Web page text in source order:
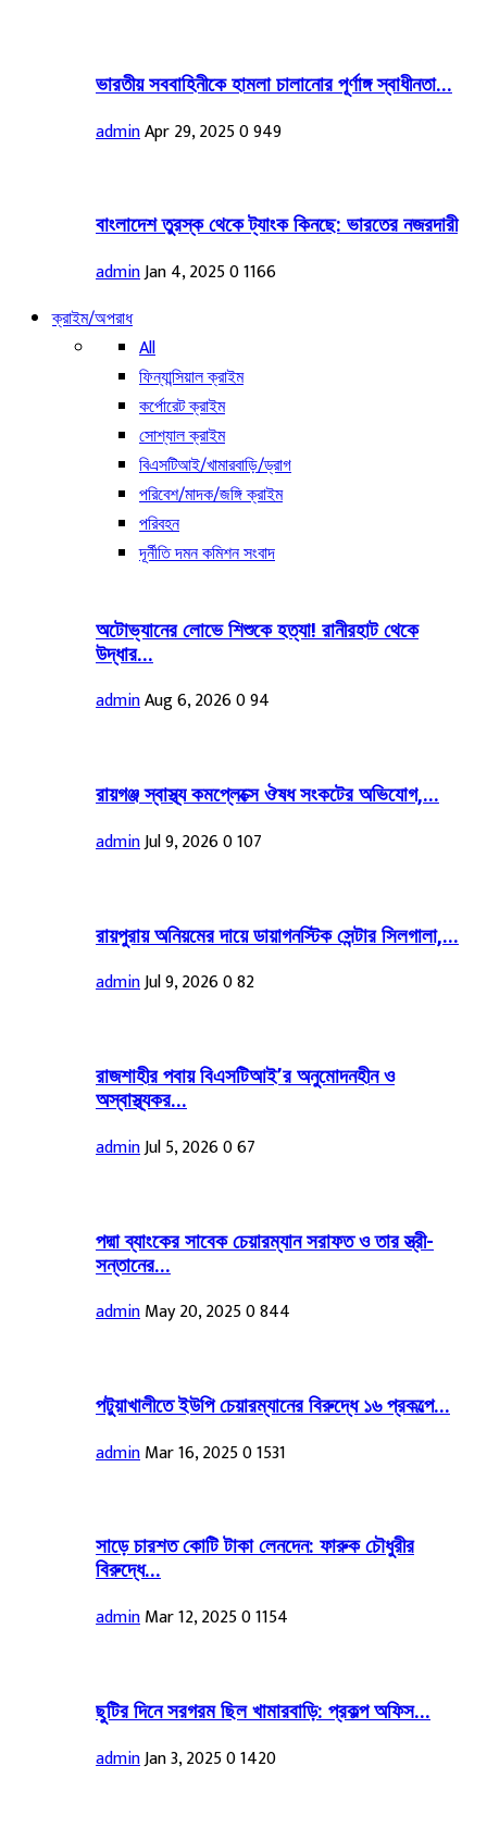
ভারতীয় সববাহিনীকে হামলা চালানোর পূর্ণাঙ্গ স্বাধীনতা...
adminApr 29, 20250949
বাংলাদেশ তুরস্ক থেকে ট্যাংক কিনছে: ভারতের নজরদারী
adminJan 4, 202501166
ক্রাইম/অপরাধ
All
ফিন্যান্সিয়াল ক্রাইম
কর্পোরেট ক্রাইম
সোশ্যাল ক্রাইম
বিএসটিআই/খামারবাড়ি/ড্রাগ
পরিবেশ/মাদক/জঙ্গি ক্রাইম
পরিবহন
দূর্নীতি দমন কমিশন সংবাদ
অটোভ্যানের লোভে শিশুকে হত্যা! রানীরহাট থেকে
উদ্ধার...
adminAug 6, 2026094
রায়গঞ্জ স্বাস্থ্য কমপ্লেক্সে ঔষধ সংকটের অভিযোগ,...
adminJul 9, 20260107
রায়পুরায় অনিয়মের দায়ে ডায়াগনস্টিক সেন্টার সিলগালা,...
adminJul 9, 2026082
রাজশাহীর পবায় বিএসটিআই’র অনুমোদনহীন ও
অস্বাস্থ্যকর...
adminJul 5, 2026067
পদ্মা ব্যাংকের সাবেক চেয়ারম্যান সরাফত ও তার স্ত্রী-
সন্তানের...
adminMay 20, 20250844
পটুয়াখালীতে ইউপি চেয়ারম্যানের বিরুদ্ধে ১৬ প্রকল্পে...
adminMar 16, 202501531
সাড়ে চারশত কোটি টাকা লেনদেন: ফারুক চৌধুরীর
বিরুদ্ধে...
adminMar 12, 202501154
ছুটির দিনে সরগরম ছিল খামারবাড়ি: প্রকল্প অফিস...
adminJan 3, 202501420